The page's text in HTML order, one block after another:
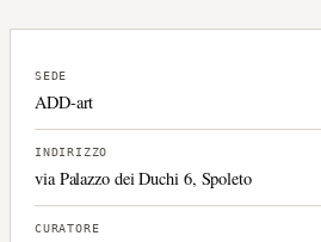
SEDE
ADD-art
INDIRIZZO
via Palazzo dei Duchi 6, Spoleto
CURATORE